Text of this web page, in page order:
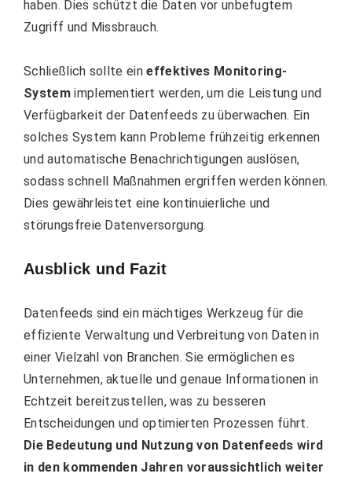
haben. Dies schützt die Daten vor unbefugtem
Zugriff und Missbrauch.
Schließlich sollte eineffektives Monitoring-
Systemimplementiert werden, um die Leistung und
Verfügbarkeit der Datenfeeds zu überwachen. Ein
solches System kann Probleme frühzeitig erkennen
und automatische Benachrichtigungen auslösen,
sodass schnell Maßnahmen ergriffen werden können.
Dies gewährleistet eine kontinuierliche und
störungsfreie Datenversorgung.
Ausblick und Fazit
Datenfeeds sind ein mächtiges Werkzeug für die
effiziente Verwaltung und Verbreitung von Daten in
einer Vielzahl von Branchen. Sie ermöglichen es
Unternehmen, aktuelle und genaue Informationen in
Echtzeit bereitzustellen, was zu besseren
Entscheidungen und optimierten Prozessen führt.
Die Bedeutung und Nutzung von Datenfeeds wird
in den kommenden Jahren voraussichtlich weiter